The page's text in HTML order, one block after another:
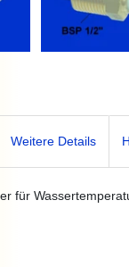
Weitere Details
für